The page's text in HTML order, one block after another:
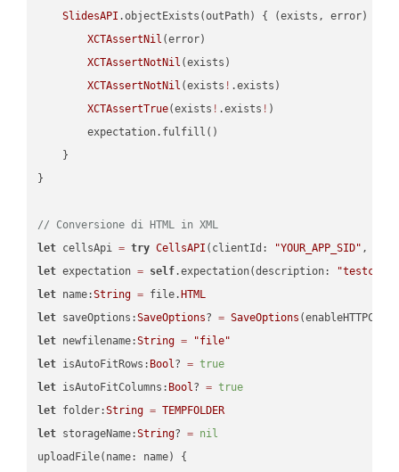
SlidesAPI .objectExists(outPath) { (exists, error) ->
XCTAssertNil (error)
XCTAssertNotNil (exists)
XCTAssertNotNil (exists ! .exists)
XCTAssertTrue(exists ! .exists ! )
        expectation.fulfill()
    }
}
// Conversione di HTML in XML
let cellsApi = try CellsAPI (clientId: "YOUR_APP_SID" ,
let expectation = self.expectation(description:
let name:String = file. HTML
let saveOptions:SaveOptions? = SaveOptions
let newfilename:String =
"file"
let isAutoFitRows: Bool? = true
let isAutoFitColumns: Bool? = true
let folder:String = TEMPFOLDER
let storageName:String? = nil
uploadFile(name: name) {